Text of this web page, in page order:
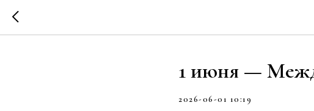
1 июня —
2026-06-01 10:19